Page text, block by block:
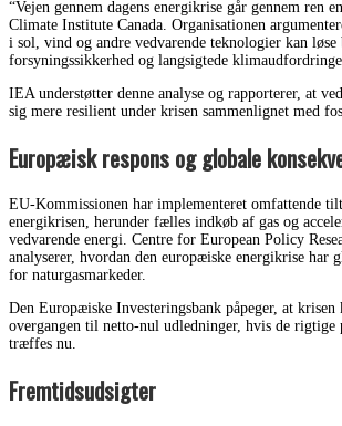
“Vejen gennem dagens energikrise går gennem ren
Climate Institute Canada. Organisationen
i sol, vind og andre vedvarende teknologier kan løse
forsyningssikkerhed og langsigtede
IEA understøtter denne analyse og rapporterer, at
sig mere resilient under krisen sammenlignet med
Europæisk respons og globale
EU-Kommissionen har implementeret omfattende
energikrisen, herunder fælles indkøb af gas og
vedvarende energi. Centre for European Policy
analyserer, hvordan den europæiske energikrise har
for naturgasmarkeder.
Den Europæiske Investeringsbank påpeger, at krisen
overgangen til netto-nul udledninger, hvis de rigtige
træffes nu.
Fremtidsudsigter